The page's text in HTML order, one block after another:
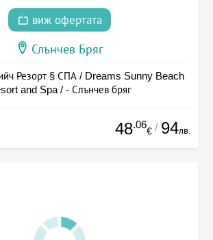
виж офертата
Слънчев Бряг
Резорт § СПА / Dreams Sunny Beach
and Spa / - Слънчев бряг
48.06
€ / 94лв.